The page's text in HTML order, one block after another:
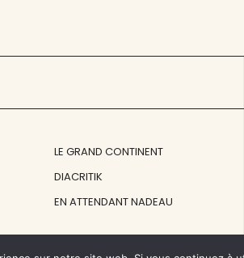
LE GRAND CONTINENT
DIACRITIK
EN ATTENDANT NADEAU